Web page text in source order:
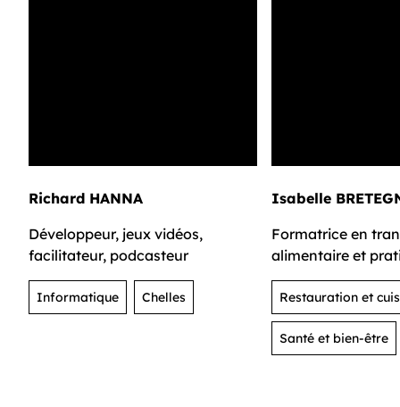
Richard HANNA
Développeur, jeux vidéos,
facilitateur, podcasteur
Informatique Chelles
Isabelle
Formatrice en
alimentaire et
nutritionnelles
Restauration et
Santé et bien-être